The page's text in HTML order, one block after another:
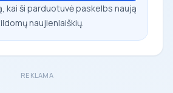
kai ši parduotuvė paskelbs naują
naujienlaiškių.
REKLAMA